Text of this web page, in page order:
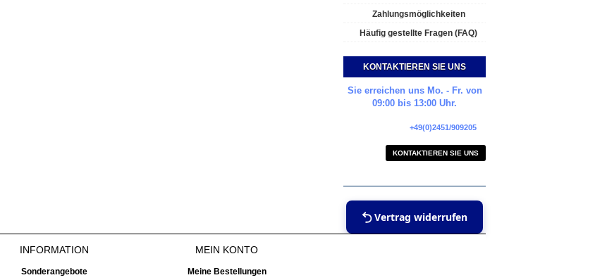
Zahlungsmöglichkeiten
Häufig gestellte Fragen (FAQ)
KONTAKTIEREN SIE UNS
Sie erreichen uns Mo. - Fr. von
09:00 bis 13:00 Uhr.
+49(0)2451/909205
KONTAKTIEREN SIE UNS
Vertrag widerrufen
INFORMATION
Sonderangebote
MEIN KONTO
Meine Bestellungen